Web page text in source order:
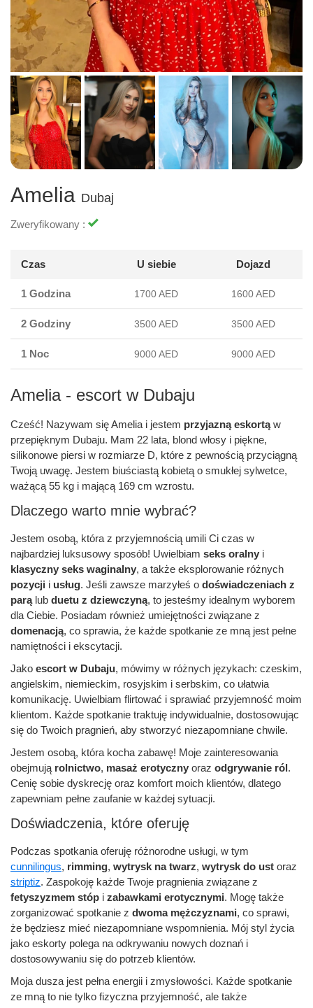
Amelia - escort w Dubaju
Cześć! Nazywam się Amelia i jestem przyjazną eskortąw
przepięknym Dubaju. Mam 22 lata, blond włosy i piękne,
silikonowe piersi w rozmiarze D, które z pewnością przyciągną
Twoją uwagę. Jestem biuściastą kobietą o smukłej sylwetce,
ważącą 55 kg i mającą 169 cm wzrostu.
Dlaczego warto mnie wybrać?
Jestem osobą, która z przyjemnością umili Ci czas w
najbardziej luksusowy sposób! Uwielbiam seks oralny i
klasyczny seks waginalny, a także eksplorowanie różnych
pozycji i usług. Jeśli zawsze marzyłeś o doświadczeniach z
parąlub duetu z dziewczyną, to jesteśmy idealnym wyborem
dla Ciebie. Posiadam również umiejętności związane z
domenacją, co sprawia, że każde spotkanie ze mną jest pełne
namiętności i ekscytacji.
Jako escort w Dubaju, mówimy w różnych językach: czeskim,
angielskim, niemieckim, rosyjskim i serbskim, co ułatwia
komunikację. Uwielbiam flirtować i sprawiać przyjemność moim
klientom. Każde spotkanie traktuję indywidualnie, dostosowując
się do Twoich pragnień, aby stworzyć niezapomniane chwile.
Jestem osobą, która kocha zabawę! Moje zainteresowania
obejmują rolnictwo, masaż erotyczny oraz odgrywanie ról.
Cenię sobie dyskrecję oraz komfort moich klientów, dlatego
zapewniam pełne zaufanie w każdej sytuacji.
Doświadczenia, które oferuję
Podczas spotkania oferuję różnorodne usługi, w tym
cunnilingus, rimming, wytrysk na twarz, wytrysk do ust oraz
striptiz. Zaspokoję każde Twoje pragnienia związane z
fetyszyzmem stóp i zabawkami erotycznymi. Mogę także
zorganizować spotkanie z dwoma mężczyznami, co sprawi,
że będziesz mieć niezapomniane wspomnienia. Mój styl życia
jako eskorty polega na odkrywaniu nowych doznań i
dostosowywaniu się do potrzeb klientów.
Moja dusza jest pełna energii i zmysłowości. Każde spotkanie
ze mną to nie tylko fizyczna przyjemność, ale także
Amelia Dubaj
Zweryfikowany :
Czas U siebie Dojazd
1 Godzina 1700 AED 1600 AED
2 Godziny 3500 AED 3500 AED
1 Noc 9000 AED 9000 AED